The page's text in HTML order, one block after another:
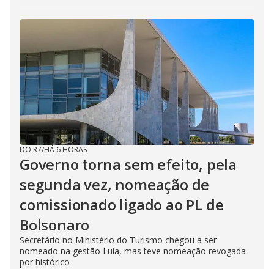
DO R7/HÁ 6 HORAS
Governo torna sem efeito, pela
segunda vez, nomeação de
comissionado ligado ao PL de
Bolsonaro
Secretário no Ministério do Turismo chegou a ser
nomeado na gestão Lula, mas teve nomeação revogada
por histórico